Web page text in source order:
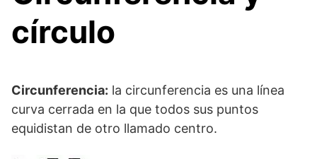
círculo
Circunferencia: la circunferencia es una línea
curva cerrada en la que todos sus puntos
equidistan de otro llamado centro.